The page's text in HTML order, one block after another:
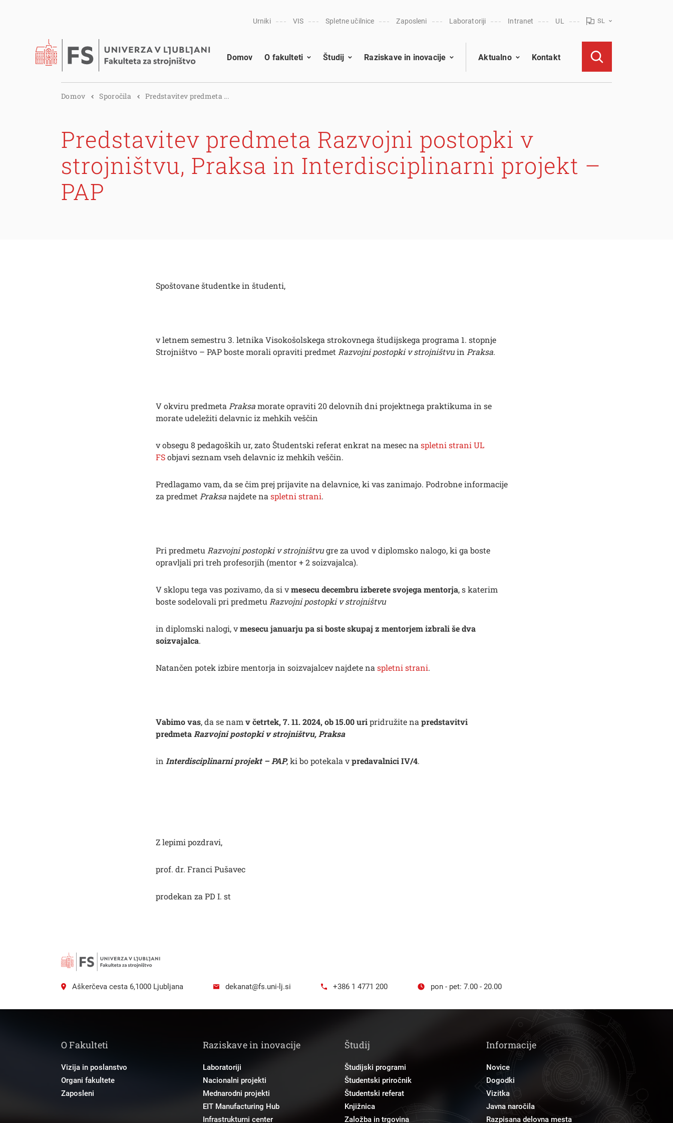
Urniki VIS Spletne učilnice Zaposleni Laboratoriji Intranet UL SL
Domov O fakulteti Študij Raziskave in inovacije Aktualno Kontakt
Domov Sporočila Predstavitev predmeta ...
Predstavitev predmeta Razvojni postopki v
strojništvu, Praksa in Interdisciplinarni projekt –
PAP
Spoštovane študentke in študenti,
v letnem semestru 3. letnika Visokošolskega strokovnega študijskega programa 1. stopnje
Strojništvo – PAP boste morali opraviti predmet Razvojni postopki v strojništvuin Praksa.
V okviru predmeta Praksamorate opraviti 20 delovnih dni projektnega praktikuma in se
morate udeležiti delavnic iz mehkih veščin
v obsegu 8 pedagoških ur, zato Študentski referat enkrat na mesec na spletni strani UL
FSobjavi seznam vseh delavnic iz mehkih veščin.
Predlagamo vam, da se čim prej prijavite na delavnice, ki vas zanimajo. Podrobne informacije
za predmet Praksanajdete na spletni strani.
Pri predmetu Razvojni postopki v strojništvugre za uvod v diplomsko nalogo, ki ga boste
opravljali pri treh profesorjih (mentor + 2 soizvajalca).
V sklopu tega vas pozivamo, da si vmesecu decembru izberete svojega mentorja, s katerim
boste sodelovali pri predmetu Razvojni postopki v strojništvu
in diplomski nalogi, vmesecu januarju pa si boste skupaj z mentorjem izbrali še dva
soizvajalca.
Natančen potek izbire mentorja in soizvajalcev najdete na spletni strani.
Vabimo vas, da se nam v četrtek, 7. 11. 2024, ob 15.00 uripridružite na predstavitvi
predmeta Razvojni postopki v strojništvu, Praksa
in Interdisciplinarni projekt – PAP, ki bo potekala vpredavalnici IV/4.
Z lepimi pozdravi,
prof. dr. Franci Pušavec
prodekan za PD I. st
Aškerčeva cesta 6,1000 Ljubljana dekanat@fs.uni-lj.si +386 1 4771 200 pon - pet: 7.00 - 20.00
O Fakulteti
Vizija in poslanstvo
Organi fakultete
Zaposleni
Raziskave in inovacije
Laboratoriji
Nacionalni projekti
Mednarodni projekti
EIT Manufacturing Hub
Infrastrukturni center
Študij
Študijski programi
Študentski priročnik
Študentski referat
Knjižnica
Založba in trgovina
Informacije
Novice
Dogodki
Vizitka
Javna naročila
Razpisana delovna mesta